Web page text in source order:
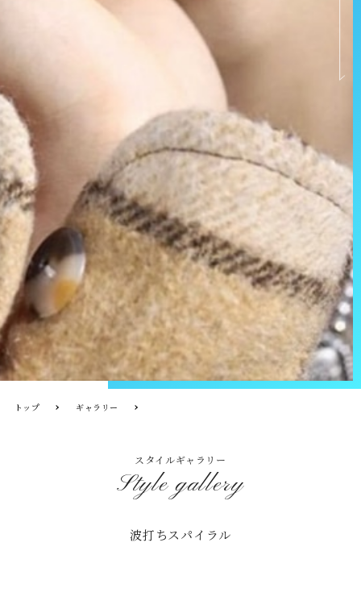
トップ ギャラリー
スタイルギャラリー
Style gallery
波打ちスパイラル